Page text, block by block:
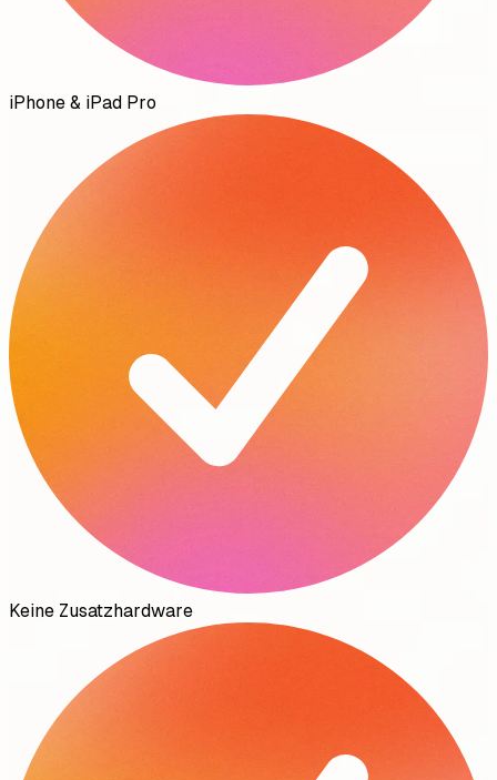
iPhone & iPad Pro
Keine Zusatzhardware